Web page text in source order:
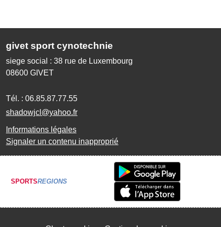
givet sport cynotechnie
siege social : 38 rue de Luxembourg
08600 GIVET
Tél. : 06.85.87.77.55
shadowjcl@yahoo.fr
Informations légales
Signaler un contenu inapproprié
SPORTSREGIONS